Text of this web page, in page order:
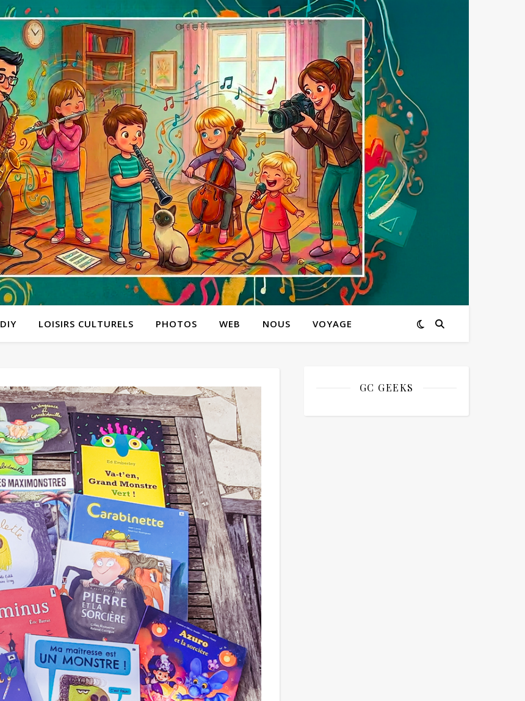
DIY LOISIRS CULTURELS PHOTOS WEB NOUS VOYAGE
GC GEEKS